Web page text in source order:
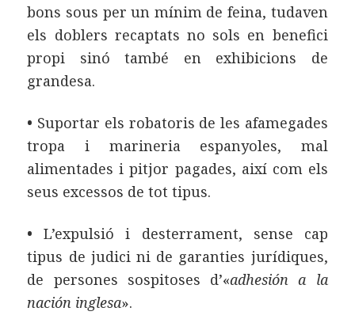
bons sous per un mínim de feina, tudaven
els doblers recaptats no sols en benefici
propi sinó també en exhibicions de
grandesa.
• Suportar els robatoris de les afamegades
tropa i marineria espanyoles, mal
alimentades i pitjor pagades, així com els
seus excessos de tot tipus.
• L’expulsió i desterrament, sense cap
tipus de judici ni de garanties jurídiques,
de persones sospitoses d’«adhesión a la
nación inglesa».